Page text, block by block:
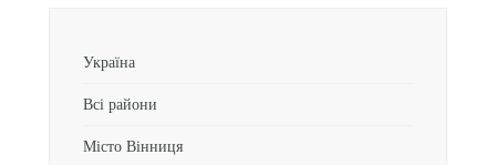
Україна
Всі райони
Місто Вінниця